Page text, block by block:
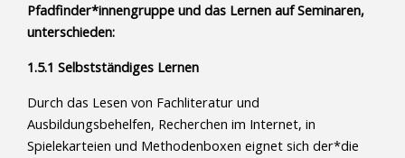
Pfadfinder*innengruppe und das Lernen auf Seminaren,
unterschieden:
1.5.1 Selbstständiges Lernen
Durch das Lesen von Fachliteratur und
Ausbildungsbehelfen, Recherchen im Internet, in
Spielekarteien und Methodenboxen eignet sich der*die